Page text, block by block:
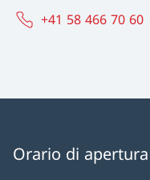
+41 58 466 70 60
Orario di apertura